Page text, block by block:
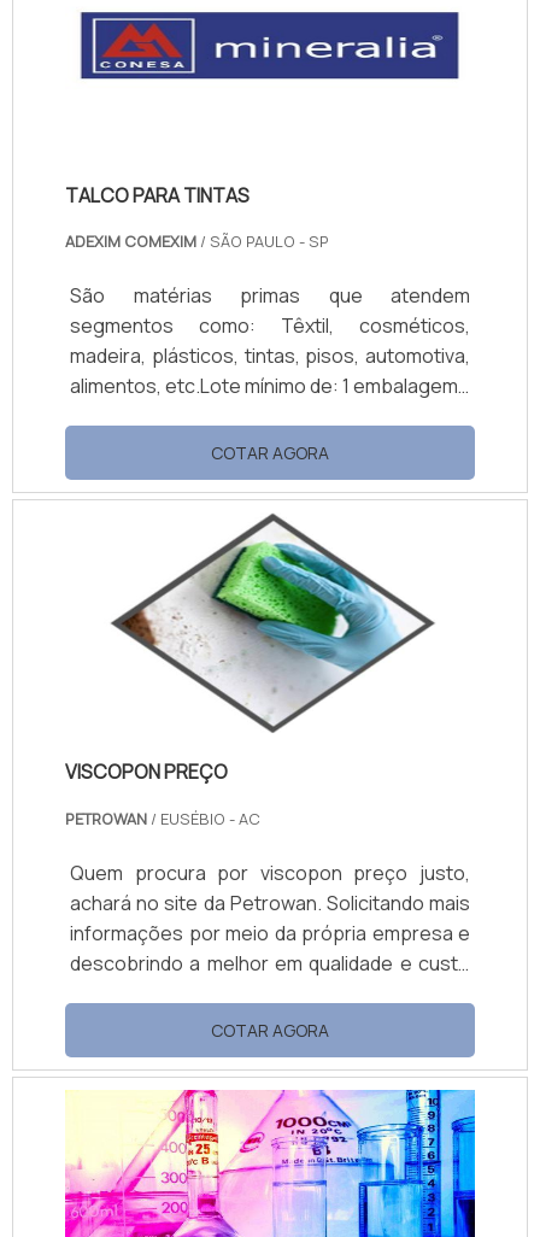
TALCO PARA TINTAS
ADEXIM COMEXIM / SÃO PAULO - SP
São matérias primas que atendem
segmentos como: Têxtil, cosméticos,
madeira, plásticos, tintas, pisos, automotiva,
alimentos, etc.Lote mínimo de: 1 embalagem -
mineral natural na forma de um silicato de
magnésio hidratado, sua forma cristalina se
apresenta em lâminas muito finas e contém
internamente o magnésio hidratado. Sua
construção lamelar faz com que seja um
produto hidrofóbico, ou seja, um...
COTAR AGORA
VISCOPON PREÇO
PETROWAN / EUSÉBIO - AC
Quem procura por viscopon preço justo,
achará no site da Petrowan. Solicitando mais
informações por meio da própria empresa e
descobrindo a melhor em qualidade e custo
preço acessível, com a Petrowan o cliente
encontrará ótima qualidade com soluções de
distribuição de produtos químicos. MAIS
DETALHES SOBRE VISCOPON PREÇO A
Petrowan objetiva sua energia em
proporcionar uma estrutura com escritório
d...
COTAR AGORA